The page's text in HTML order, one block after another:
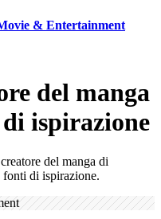
& Entertainment
del manga
ispirazione
del manga di
di ispirazione.